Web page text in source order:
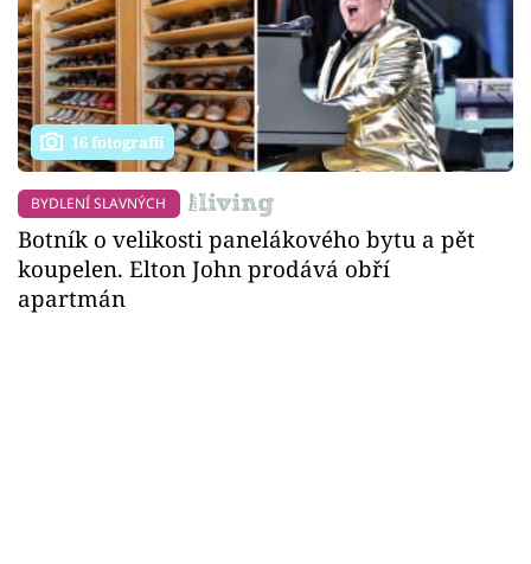
16 fotografií
BYDLENÍ SLAVNÝCH
Botník o velikosti panelákového bytu a pět
koupelen. Elton John prodává obří
apartmán